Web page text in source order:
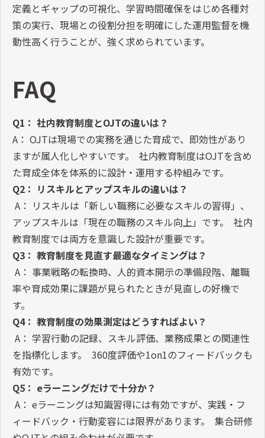
定義とギャップの可視化、学習時間確保をはじめ各種対
策の実行、現場との役割分担を明確にした運用監督を機
動性高く行うことが、強く求められています。
FAQ
Q1： 社内教育制度とOJTの違いは？
A： OJTは現場での実務を通じた育成で、即効性があり
ますが属人化しやすいです。 社内教育制度はOJTを含め
た育成全体を体系的に設計・運用する枠組みです。
Q2： リスキルとアップスキルの違いは？
A： リスキルは「新しい職務に必要なスキルの習得」、
アップスキルは「現在の職務のスキル向上」です。 社内
教育制度では両方を意識した設計が重要です。
Q3： 教育制度を見直す最適なタイミングは？
A： 事業戦略の転換時、人的資本開示の準備段階、離職
率や育成効果に課題が見られたときが見直しの好機で
す。
Q4： 教育制度の効果測定はどうすればよい？
A： 学習行動の記録、スキル評価、業務成果との関連性
を指標化します。 360度評価や1on1のフィードバックも
有効です。
Q5： eラーニングだけで十分か？
A： eラーニングは知識習得には有効ですが、実践・フ
ィードバック・行動変容には限界があります。 集合研修